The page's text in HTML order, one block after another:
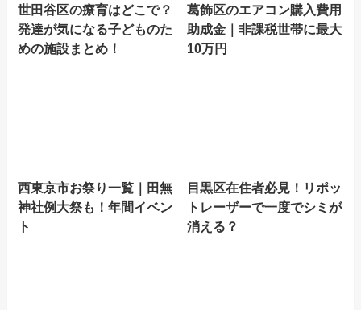
世田谷区の療育はどこで？
発達が気になる子どものた
めの施設まとめ！
葛飾区のエアコン購入費用
助成金｜非課税世帯に最大
10万円
西東京市お祭り一覧｜田無
神社例大祭も！年間イベン
ト
目黒区在住者必見！リポッ
トレーザーで一度でシミが
消える？